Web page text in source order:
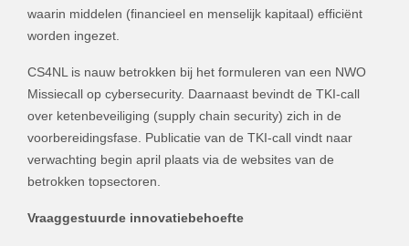
waarin middelen (financieel en menselijk kapitaal) efficiënt
worden ingezet.
CS4NL is nauw betrokken bij het formuleren van een NWO
Missiecall op cybersecurity. Daarnaast bevindt de TKI-call
over ketenbeveiliging (supply chain security) zich in de
voorbereidingsfase. Publicatie van de TKI-call vindt naar
verwachting begin april plaats via de websites van de
betrokken topsectoren.
Vraaggestuurde innovatiebehoefte